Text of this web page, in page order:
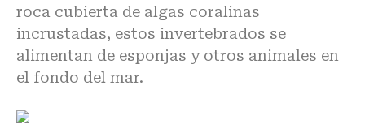
roca cubierta de algas coralinas
incrustadas, estos invertebrados se
alimentan de esponjas y otros animales en
el fondo del mar.